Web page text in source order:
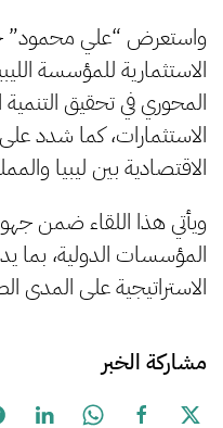
واستعرض “علي محمود”
الاستثمارية للمؤسسة
المحوري في تحقيق
الاستثمارات، كما شدد
الاقتصادية بين ليبيا
ويأتي هذا اللقاء ضمن
المؤسسات الدولية، بما
الاستراتيجية على المدى
مشاركة الخبر